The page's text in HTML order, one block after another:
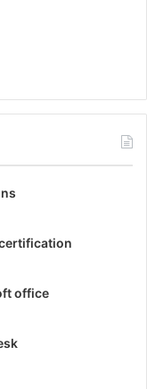
office